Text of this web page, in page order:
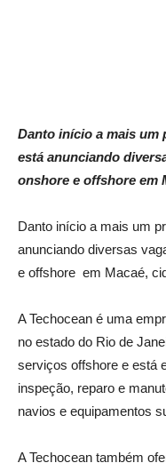
Danto início a mais um
está anunciando
onshore e offshore em
Danto início a mais um
anunciando diversas
e offshore em Macaé,
A Techocean é uma
no estado do Rio de
serviços offshore e está
inspeção, reparo e
navios e equipamentos
A Techocean também